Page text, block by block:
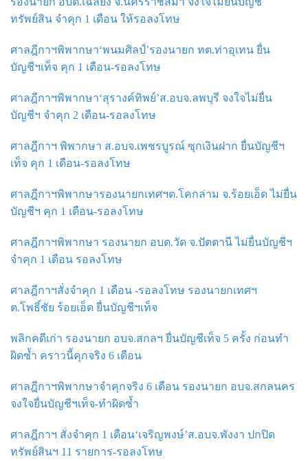
ทรัพย์สิน จำคุก 1 เดือน ให้รอลงโทษ
ศาลฎีกาฯพิพากษา‘พนมศิลป์’รองนายก ทต.ท่าอุเทน ยื่น
บัญชีฯเท็จ คุก 1 เดือน-รอลงโทษ
ศาลฎีกาฯพิพากษา‘สุรางค์ทิพย์’ส.อบจ.ลพบุรี จงใจไม่ยื่น
บัญชีฯ จำคุก 2 เดือน-รอลงโทษ
ศาลฎีกาฯ พิพากษา ส.อบจ.เพชรบูรณ์ ซุกเงินฝาก ยื่นบัญชีฯ
เท็จ คุก 1 เดือน-รอลงโทษ
ศาลฎีกาฯพิพากษารองนายกเทศฯต.โคกล่าม จ.ร้อยเอ็ด ไม่ยื่น
บัญชีฯ คุก 1 เดือน-รอลงโทษ
ศาลฎีกาฯพิพากษา รองนายก อบต.วัด จ.ปัตตานี ไม่ยื่นบัญชีฯ
จำคุก 1 เดือน รอลงโทษ
ศาลฎีกาฯสั่งจำคุก 1 เดือน -รอลงโทษ รองนายกเทศฯ
ต.โพธิ์ชัย ร้อยเอ็ด ยื่นบัญชีฯเท็จ
พลิกคดีเก่า รองนายก อบจ.สกลฯ ยื่นบัญชีเท็จ 5 ครั้ง ก่อนทำ
ผิดซ้ำ คราวนี้คุกจริง 6 เดือน
ศาลฎีกาฯพิพากษาจำคุกจริง 6 เดือน รองนายก อบจ.สกลนคร
จงใจยื่นบัญชีฯเท็จ-ทำผิดซ้ำ
ศาลฎีกาฯ สั่งจำคุก 1 เดือน‘เจริญพงษ์’ส.อบจ.พังงา ปกปิด
ทรัพย์สินฯ 11 รายการ-รอลงโทษ